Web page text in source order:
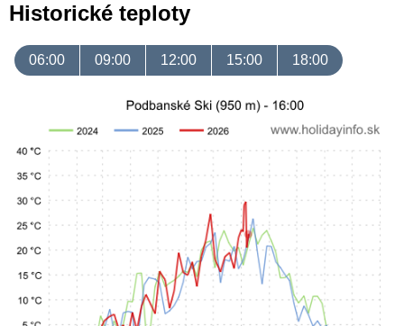
Historické teploty
06:00 09:00 12:00 15:00 18:00